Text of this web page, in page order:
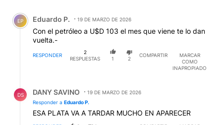
Comentario de Eduardo P..
EP Eduardo P. 19 DE MARZO DE 2026
Con el petróleo a U$D 103 el mes que viene te lo dan
vuelta.-
RESPONDER
2
RESPUESTAS
1 2
COMPARTIR
MARCAR
COMO
INAPROPIADO
DS DANY SAVINO
19 DE MARZO DE 2026
Responder a Eduardo P.
ESA PLATA VA A TARDAR MUCHO EN APARECER